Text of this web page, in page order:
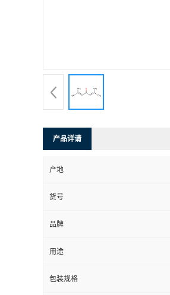
产品详请
产地
货号
品牌
用途
包装规格